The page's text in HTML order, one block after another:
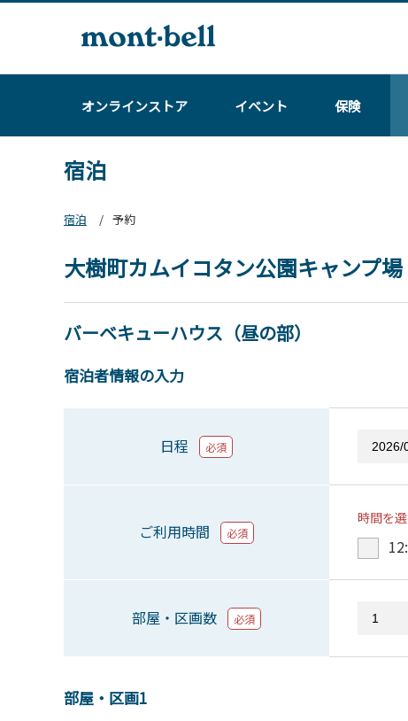
オンラインストア イベント 保険
宿泊
宿泊
予約
大樹町カムイコタン公園キャンプ場
バーベキューハウス（昼の部）
宿泊者情報の入力
日程 必須
ご利用時間 必須
時間を
部屋・区画数 必須
部屋・区画1